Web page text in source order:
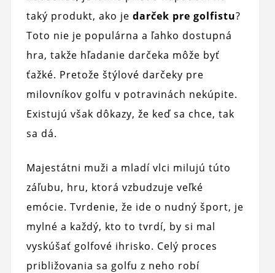
taký produkt, ako je darček pre golfistu?
Toto nie je populárna a ľahko dostupná
hra, takže hľadanie darčeka môže byť
ťažké. Pretože štýlové darčeky pre
milovníkov golfu v potravinách nekúpite.
Existujú však dôkazy, že keď sa chce, tak
sa dá.
Majestátni muži a mladí vlci milujú túto
záľubu, hru, ktorá vzbudzuje veľké
emócie. Tvrdenie, že ide o nudný šport, je
mylné a každý, kto to tvrdí, by si mal
vyskúšať golfové ihrisko. Celý proces
približovania sa golfu z neho robí